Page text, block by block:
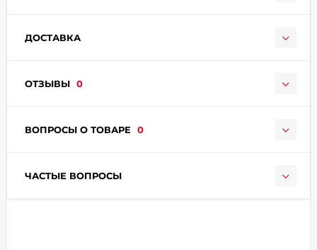
ДОСТАВКА
ОТЗЫВЫ 0
ВОПРОСЫ О ТОВАРЕ 0
ЧАСТЫЕ ВОПРОСЫ
раз в 2 недели